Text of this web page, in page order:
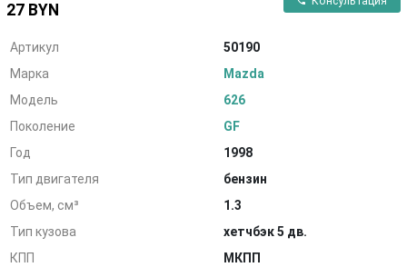
27 BYN
Артикул
50190
Марка
Mazda
Модель
626
Поколение
GF
Год
1998
Тип двигателя
бензин
Объем, см³
1.3
Тип кузова
хетчбэк 5 дв.
КПП
МКПП